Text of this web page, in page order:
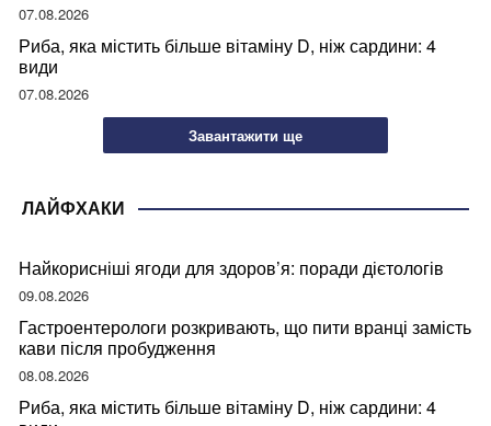
07.08.2026
Риба, яка містить більше вітаміну D, ніж сардини: 4
види
07.08.2026
Завантажити ще
ЛАЙФХАКИ
Найкорисніші ягоди для здоров’я: поради дієтологів
09.08.2026
Гастроентерологи розкривають, що пити вранці замість
кави після пробудження
08.08.2026
Риба, яка містить більше вітаміну D, ніж сардини: 4